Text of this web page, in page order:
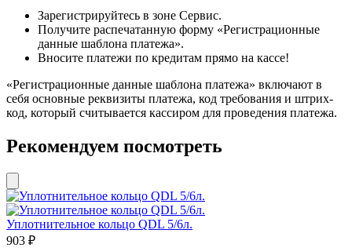
Зарегистрируйтесь в зоне Сервис.
Получите распечатанную форму «Регистрационные
данные шаблона платежа».
Вносите платежи по кредитам прямо на кассе!
«Регистрационные данные шаблона платежа» включают в
себя основные реквизиты платежа, код требования и штрих-
код, который считывается кассиром для проведения платежа.
Рекомендуем посмотреть
Уплотнительное кольцо QDL 5/6л.
903 ₽